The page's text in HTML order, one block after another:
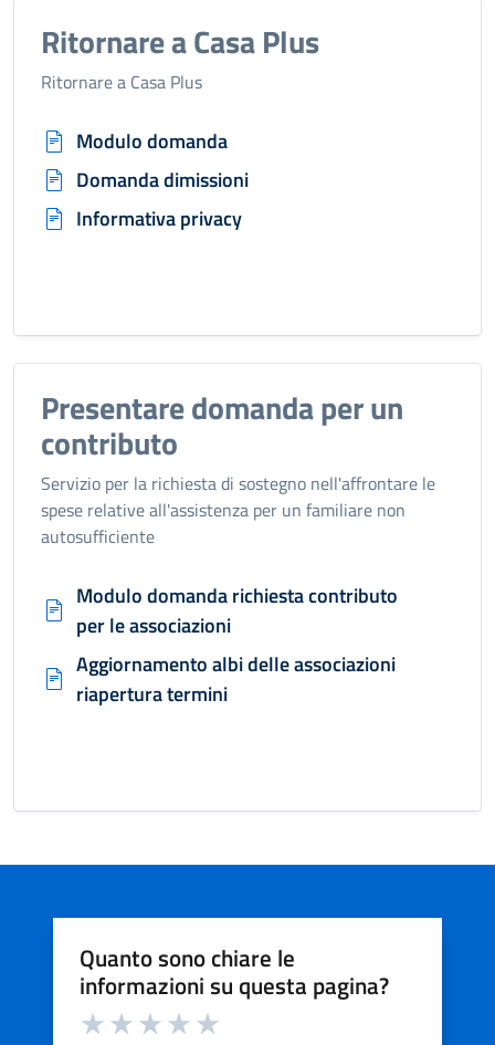
Ritornare a Casa Plus
Ritornare a Casa Plus
Modulo domanda
Domanda dimissioni
Informativa privacy
Presentare domanda per un
contributo
Servizio per la richiesta di sostegno nell'affrontare le
spese relative all'assistenza per un familiare non
autosufficiente
Modulo domanda richiesta contributo
per le associazioni
Aggiornamento albi delle associazioni
riapertura termini
Quanto sono chiare le
informazioni su questa pagina?
Valuta da 1 a 5 stelle la pagina